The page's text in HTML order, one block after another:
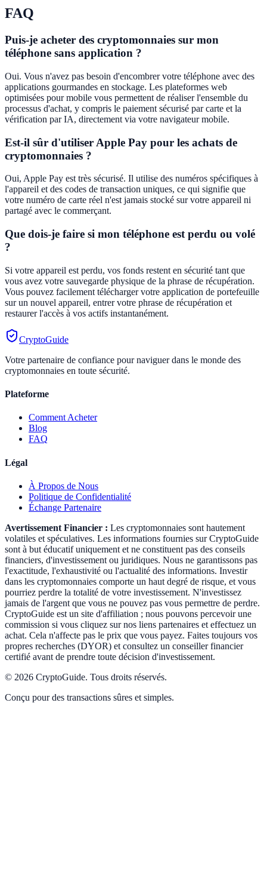
FAQ
Puis-je acheter des cryptomonnaies sur mon
téléphone sans application ?
Oui. Vous n'avez pas besoin d'encombrer votre téléphone avec des
applications gourmandes en stockage. Les plateformes web
optimisées pour mobile vous permettent de réaliser l'ensemble du
processus d'achat, y compris le paiement sécurisé par carte et la
vérification par IA, directement via votre navigateur mobile.
Est-il sûr d'utiliser Apple Pay pour les achats de
cryptomonnaies ?
Oui, Apple Pay est très sécurisé. Il utilise des numéros spécifiques à
l'appareil et des codes de transaction uniques, ce qui signifie que
votre numéro de carte réel n'est jamais stocké sur votre appareil ni
partagé avec le commerçant.
Que dois-je faire si mon téléphone est perdu ou volé
?
Si votre appareil est perdu, vos fonds restent en sécurité tant que
vous avez votre sauvegarde physique de la phrase de récupération.
Vous pouvez facilement télécharger votre application de portefeuille
sur un nouvel appareil, entrer votre phrase de récupération et
restaurer l'accès à vos actifs instantanément.
CryptoGuide
Votre partenaire de confiance pour naviguer dans le monde des
cryptomonnaies en toute sécurité.
Plateforme
Comment Acheter
Blog
FAQ
Légal
À Propos de Nous
Politique de Confidentialité
Échange Partenaire
Avertissement Financier : Les cryptomonnaies sont hautement
volatiles et spéculatives. Les informations fournies sur CryptoGuide
sont à but éducatif uniquement et ne constituent pas des conseils
financiers, d'investissement ou juridiques. Nous ne garantissons pas
l'exactitude, l'exhaustivité ou l'actualité des informations. Investir
dans les cryptomonnaies comporte un haut degré de risque, et vous
pourriez perdre la totalité de votre investissement. N'investissez
jamais de l'argent que vous ne pouvez pas vous permettre de perdre.
CryptoGuide est un site d'affiliation ; nous pouvons percevoir une
commission si vous cliquez sur nos liens partenaires et effectuez un
achat. Cela n'affecte pas le prix que vous payez. Faites toujours vos
propres recherches (DYOR) et consultez un conseiller financier
certifié avant de prendre toute décision d'investissement.
© 2026 CryptoGuide. Tous droits réservés.
Conçu pour des transactions sûres et simples.